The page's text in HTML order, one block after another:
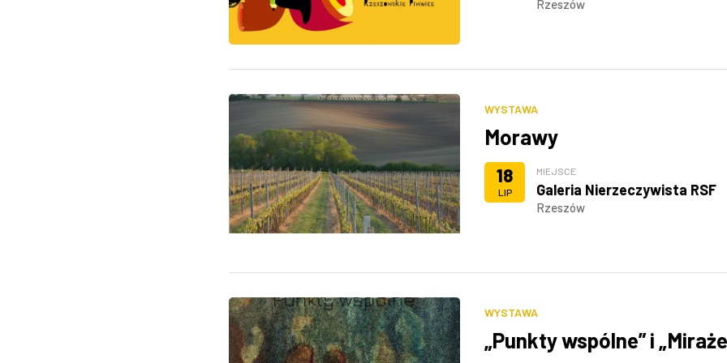
Rzeszów
WYSTAWA
Morawy
18
LIP
MIEJSCE
Galeria Nierzeczywista RSF
Rzeszów
WYSTAWA
„Punkty wspólne” i